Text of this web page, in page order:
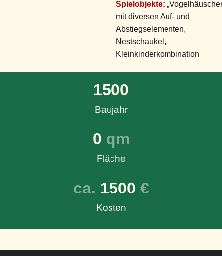
Spielobjekte:
mit diversen Auf- und
Abstiegselementen,
Nestschaukel,
Kleinkinderkombination
Baujahr
1500
Fläche
0 qm
Kosten
ca. 1500 €